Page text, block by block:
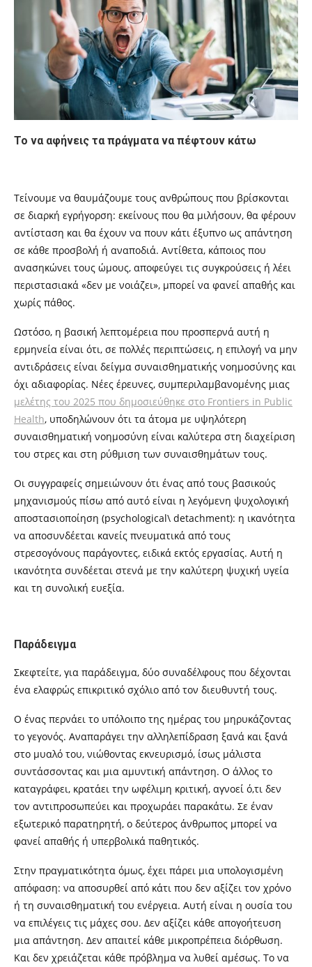
Το να αφήνεις τα πράγματα να πέφτουν κάτω
Τείνουμε να θαυμάζουμε τους ανθρώπους που βρίσκονται
σε διαρκή εγρήγορση: εκείνους που θα μιλήσουν, θα φέρουν
αντίσταση και θα έχουν να πουν κάτι έξυπνο ως απάντηση
σε κάθε προσβολή ή αναποδιά. Αντίθετα, κάποιος που
ανασηκώνει τους ώμους, αποφεύγει τις συγκρούσεις ή λέει
περιστασιακά «δεν με νοιάζει», μπορεί να φανεί απαθής και
χωρίς πάθος.
Ωστόσο, η βασική λεπτομέρεια που προσπερνά αυτή η
ερμηνεία είναι ότι, σε πολλές περιπτώσεις, η επιλογή να μην
αντιδράσεις είναι δείγμα συναισθηματικής νοημοσύνης και
όχι αδιαφορίας. Νέες έρευνες, συμπεριλαμβανομένης μιας
μελέτης του 2025 που δημοσιεύθηκε στο Frontiers in Public
Health, υποδηλώνουν ότι τα άτομα με υψηλότερη
συναισθηματική νοημοσύνη είναι καλύτερα στη διαχείριση
του στρες και στη ρύθμιση των συναισθημάτων τους.
Οι συγγραφείς σημειώνουν ότι ένας από τους βασικούς
μηχανισμούς πίσω από αυτό είναι η λεγόμενη ψυχολογική
αποστασιοποίηση (psychological\ detachment): η ικανότητα
να αποσυνδέεται κανείς πνευματικά από τους
στρεσογόνους παράγοντες, ειδικά εκτός εργασίας. Αυτή η
ικανότητα συνδέεται στενά με την καλύτερη ψυχική υγεία
και τη συνολική ευεξία.
Παράδειγμα
Σκεφτείτε, για παράδειγμα, δύο συναδέλφους που δέχονται
ένα ελαφρώς επικριτικό σχόλιο από τον διευθυντή τους.
Ο ένας περνάει το υπόλοιπο της ημέρας του μηρυκάζοντας
το γεγονός. Αναπαράγει την αλληλεπίδραση ξανά και ξανά
στο μυαλό του, νιώθοντας εκνευρισμό, ίσως μάλιστα
συντάσσοντας και μια αμυντική απάντηση. Ο άλλος το
καταγράφει, κρατάει την ωφέλιμη κριτική, αγνοεί ό,τι δεν
τον αντιπροσωπεύει και προχωράει παρακάτω. Σε έναν
εξωτερικό παρατηρητή, ο δεύτερος άνθρωπος μπορεί να
φανεί απαθής ή υπερβολικά παθητικός.
Στην πραγματικότητα όμως, έχει πάρει μια υπολογισμένη
απόφαση: να αποσυρθεί από κάτι που δεν αξίζει τον χρόνο
ή τη συναισθηματική του ενέργεια. Αυτή είναι η ουσία του
να επιλέγεις τις μάχες σου. Δεν αξίζει κάθε απογοήτευση
μια απάντηση. Δεν απαιτεί κάθε μικροπρέπεια διόρθωση.
Και δεν χρειάζεται κάθε πρόβλημα να λυθεί αμέσως. Το να